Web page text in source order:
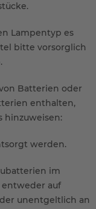
Lampentyp es
bitte vorsorglich
Batterien oder
enthalten,
hinzuweisen:
werden.
im
auf
unentgeltlich an